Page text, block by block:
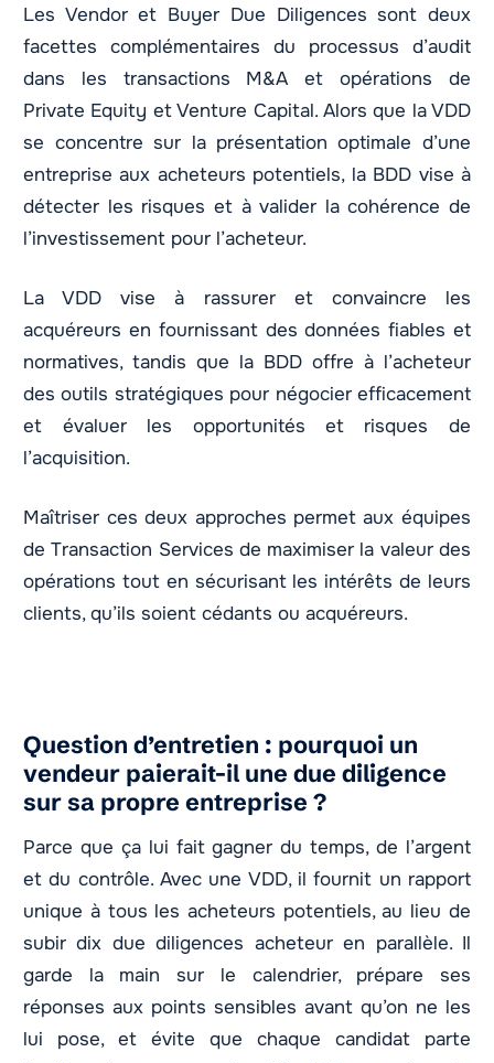
Les Vendor et Buyer Due Diligences sont deux
facettes complémentaires du processus d’audit
dans les transactions M&A et opérations de
Private Equity et Venture Capital. Alors que la VDD
se concentre sur la présentation optimale d’une
entreprise aux acheteurs potentiels, la BDD vise à
détecter les risques et à valider la cohérence de
l’investissement pour l’acheteur.
La VDD vise à rassurer et convaincre les
acquéreurs en fournissant des données fiables et
normatives, tandis que la BDD offre à l’acheteur
des outils stratégiques pour négocier efficacement
et évaluer les opportunités et risques de
l’acquisition.
Maîtriser ces deux approches permet aux équipes
de Transaction Services de maximiser la valeur des
opérations tout en sécurisant les intérêts de leurs
clients, qu’ils soient cédants ou acquéreurs.
Question d’entretien : pourquoi un
vendeur paierait-il une due diligence
sur sa propre entreprise ?
Parce que ça lui fait gagner du temps, de l’argent
et du contrôle. Avec une VDD, il fournit un rapport
unique à tous les acheteurs potentiels, au lieu de
subir dix due diligences acheteur en parallèle. Il
garde la main sur le calendrier, prépare ses
réponses aux points sensibles avant qu’on ne les
lui pose, et évite que chaque candidat parte